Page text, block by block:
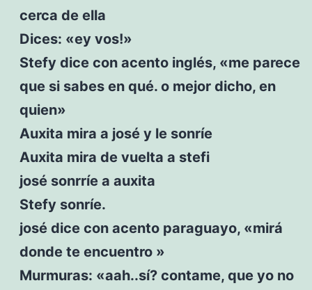
cerca de ella
Dices: «ey vos!»
Stefy dice con acento inglés, «me parece
que si sabes en qué. o mejor dicho, en
quien»
Auxita mira a josé y le sonríe
Auxita mira de vuelta a stefi
josé sonrríe a auxita
Stefy sonríe.
josé dice con acento paraguayo, «mirá
donde te encuentro »
Murmuras: «aah..sí? contame, que yo no